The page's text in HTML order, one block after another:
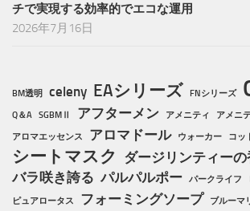
チで実現する効率的でエコな運用
2026年7月16日
BM透明 celeny EAシリーズ FNシリーズ
Q＆A SGBMⅡ アフターメン アメニティ アメニ
アロマエッセンス アロマドール ウォーカー コッ
シートマスク ダージリンティーの
バラ咲き誇る パルパルポー パークライフ
ピュアロータス フォーミングソープ ブルーマ